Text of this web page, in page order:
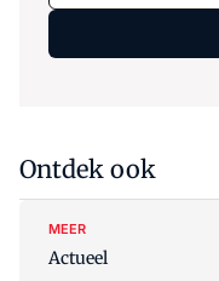
Ontdek ook
MEER
Actueel